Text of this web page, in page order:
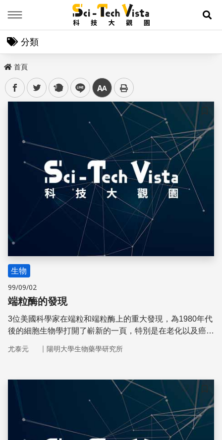
展
分類
首頁
facebooktwitter plurk line 中
儲存
生物
99/09/02
端粒酶的發現
3位美國科學家在端粒和端粒酶上的重大發現，為1980年代
後的細胞生物學打開了嶄新的一頁，特別是在老化以及癌症
尤泰元 ｜ 陽明大學生物藥學研究所
儲存